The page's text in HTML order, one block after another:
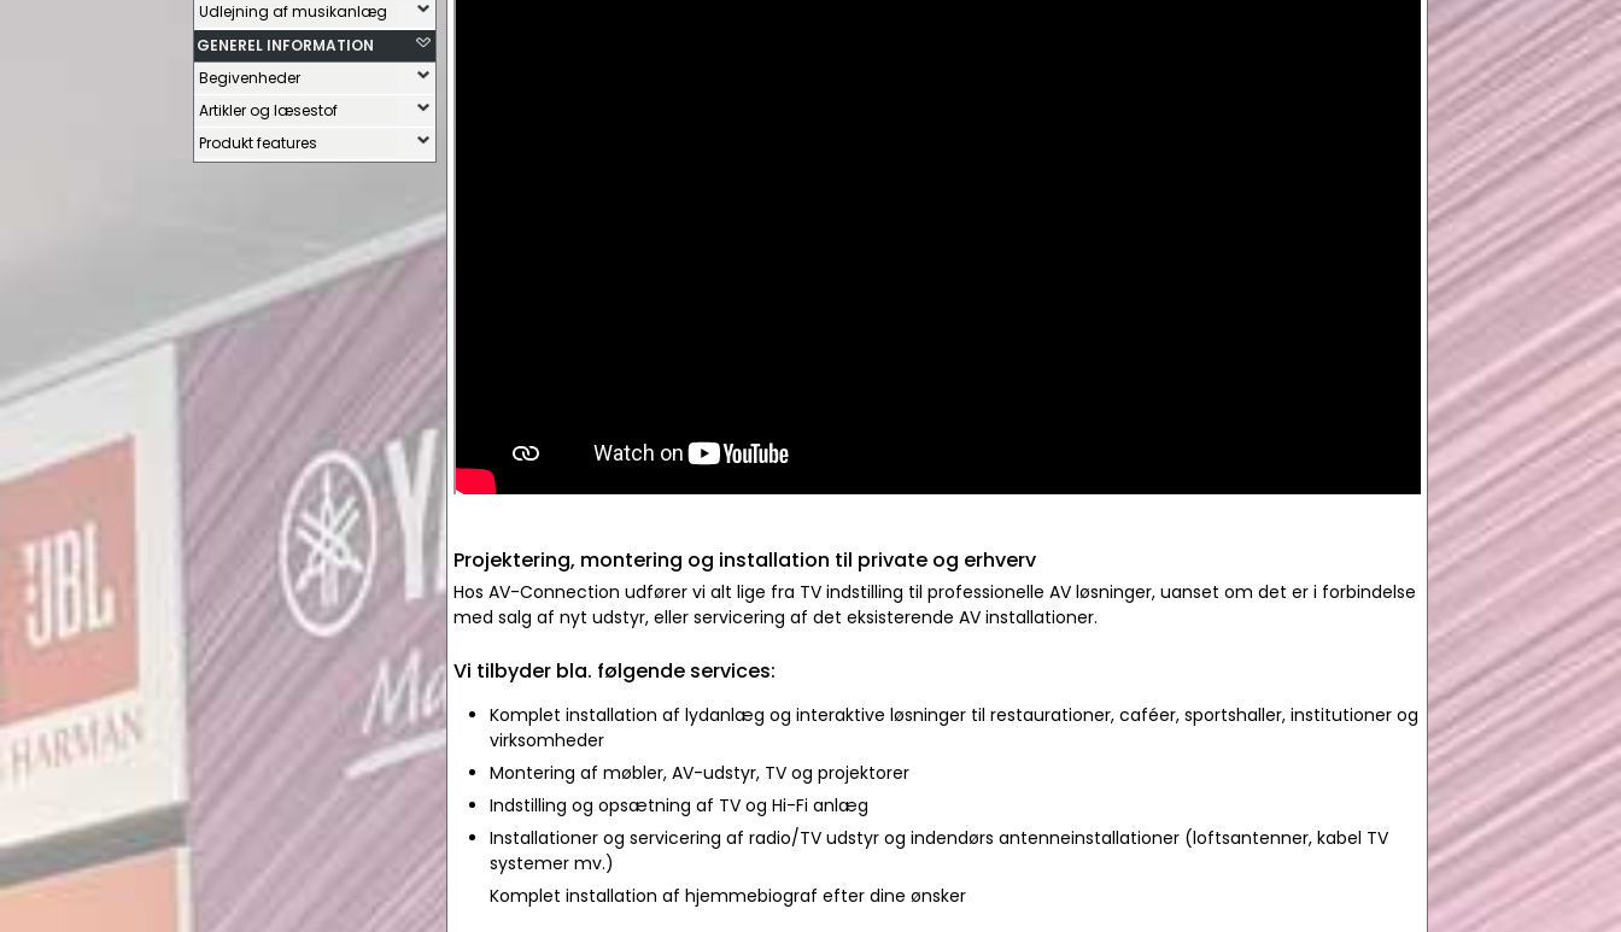
Udlejning af musikanlæg
GENEREL INFORMATION
Begivenheder
Artikler og læsestof
Produkt features
Projektering, montering og installation til private og erhverv
Hos AV-Connection udfører vi alt lige fra TV indstilling til professionelle AV løsninger, uanset om det er i forbindelse
med salg af nyt udstyr, eller servicering af det eksisterende AV installationer.
Vi tilbyder bla. følgende services:
Komplet installation af lydanlæg og interaktive løsninger til restaurationer, caféer, sportshaller, institutioner og
virksomheder
Montering af møbler, AV-udstyr, TV og projektorer
Indstilling og opsætning af TV og Hi-Fi anlæg
Installationer og servicering af radio/TV udstyr og indendørs antenneinstallationer (loftsantenner, kabel TV
systemer mv.)
Komplet installation af hjemmebiograf efter dine ønsker